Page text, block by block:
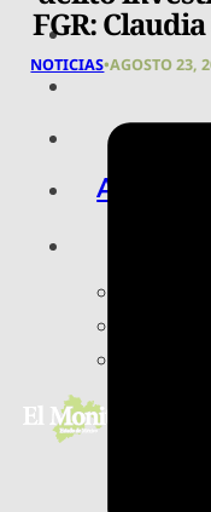
ARTE,
FGR:
NOTICIAS•AGOSTO 23,